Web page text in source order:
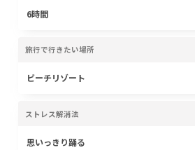
6時間
旅行で行きたい場所
ビーチリゾート
ストレス解消法
思いっきり踊る